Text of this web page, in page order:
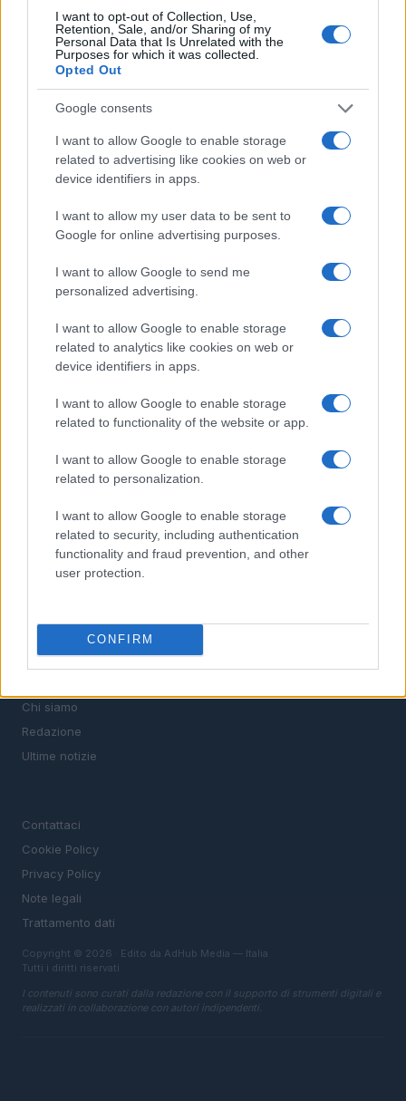
I want to opt-out of Collection, Use,
Retention, Sale, and/or Sharing of my
Personal Data that Is Unrelated with the
Purposes for which it was collected.
Opted Out
Google consents
I want to allow Google to enable storage
related to advertising like cookies on web or
device identifiers in apps.
I want to allow my user data to be sent to
Google for online advertising purposes.
I want to allow Google to send me
personalized advertising.
I want to allow Google to enable storage
related to analytics like cookies on web or
device identifiers in apps.
I want to allow Google to enable storage
related to functionality of the website or app.
I want to allow Google to enable storage
related to personalization.
I want to allow Google to enable storage
related to security, including authentication
functionality and fraud prevention, and other
user protection.
CONFIRM
anticipazioni
Controlli nel settore turistico-alberghiero: dati
allarmanti su lavoro e sicurezza
La candidatura di Irsina per Capitale Italiana della
Anac: boom di appalti sotto soglia, 1,5 miliardi nel
2026
Autorità di Bacino Po ad Ecomondo, focus su acqua e
Il portale del lavoro e della carriera. Offerte di lavoro,
stipendi, guide pratiche per trovare un'occupazione,
Offerte di lavoro
TROVARE LAVORO
Chi siamo
Redazione
Ultime notizie
Contattaci
Cookie Policy
Privacy Policy
Note legali
Trattamento dati
Copyright © 2026 · Edito da AdHub Media — Italia
Tutti i diritti riservati
I contenuti sono curati dalla redazione con il supporto di strumenti digitali e
realizzati in collaborazione con autori indipendenti.